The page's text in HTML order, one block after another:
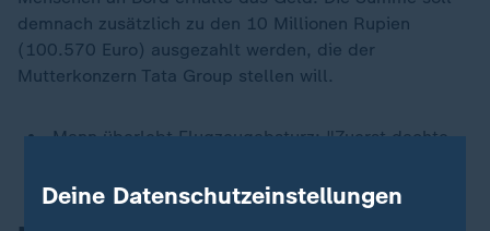
demnach zusätzlich zu den 10 Millionen Rupien
(100.570 Euro) ausgezahlt werden, die der
Mutterkonzern Tata Group stellen will.
Mann überlebt Flugzeugabsturz: "Zuerst dachte
Deine Datenschutzeinstellungen